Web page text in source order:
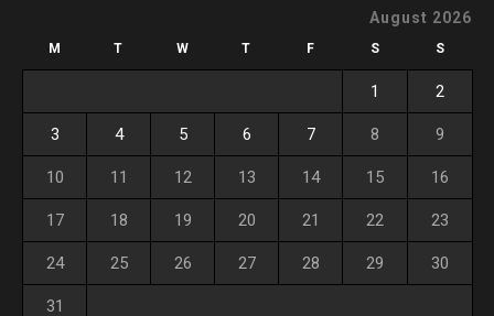
August 2026
M T W T F S S
1 2
3 4 5 6 7 8 9
10 11 12 13 14 15 16
17 18 19 20 21 22 23
24 25 26 27 28 29 30
31